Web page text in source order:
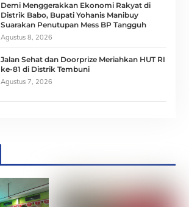
Demi Menggerakkan Ekonomi Rakyat di
Distrik Babo, Bupati Yohanis Manibuy
Suarakan Penutupan Mess BP Tangguh
Agustus 8, 2026
Jalan Sehat dan Doorprize Meriahkan HUT RI
ke-81 di Distrik Tembuni
Agustus 7, 2026